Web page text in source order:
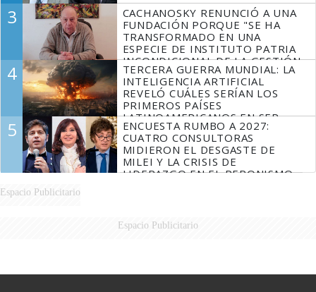
3
CACHANOSKY RENUNCIÓ A UNA
FUNDACIÓN PORQUE "SE HA
TRANSFORMADO EN UNA
ESPECIE DE INSTITUTO PATRIA
INCONDICIONAL DE LA GESTIÓN
DE MILEI"
4
TERCERA GUERRA MUNDIAL: LA
INTELIGENCIA ARTIFICIAL
REVELÓ CUÁLES SERÍAN LOS
PRIMEROS PAÍSES
LATINOAMERICANOS EN SER
DERROTADOS
5
ENCUESTA RUMBO A 2027:
CUATRO CONSULTORAS
MIDIERON EL DESGASTE DE
MILEI Y LA CRISIS DE
LIDERAZGO EN EL PERONISMO
Espacio Publicitario
Espacio Publicitario